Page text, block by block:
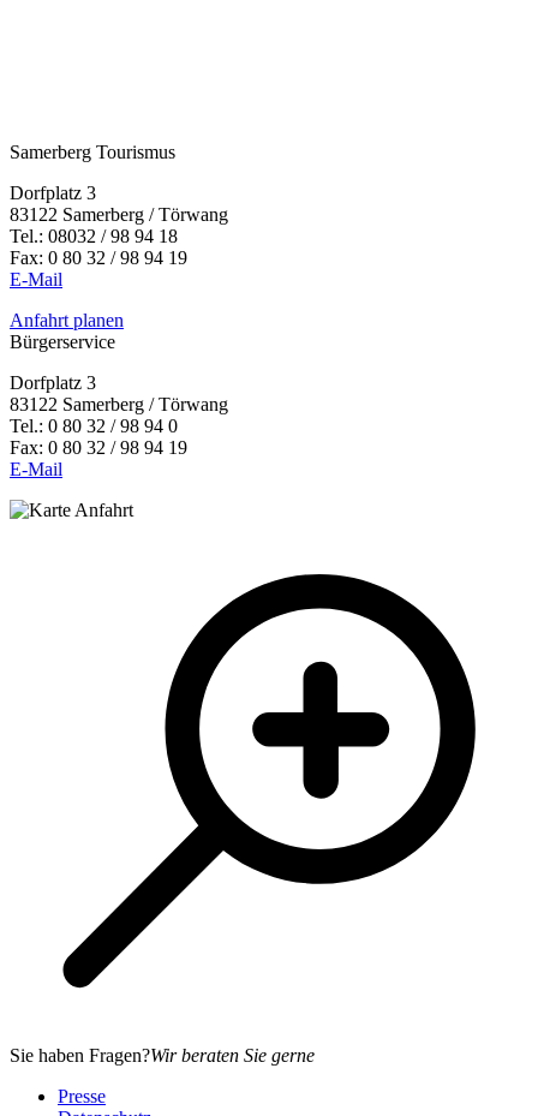
Samerberg Tourismus
Dorfplatz 3
83122 Samerberg / Törwang
Tel.: 08032 / 98 94 18
Fax: 0 80 32 / 98 94 19
E-Mail
Anfahrt planen
Bürgerservice
Dorfplatz 3
83122 Samerberg / Törwang
Tel.: 0 80 32 / 98 94 0
Fax: 0 80 32 / 98 94 19
E-Mail
Sie haben Fragen?Wir beraten Sie gerne
Presse